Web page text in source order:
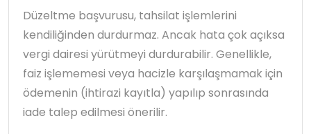
Düzeltme başvurusu, tahsilat işlemlerini
kendiliğinden durdurmaz. Ancak hata çok açıksa
vergi dairesi yürütmeyi durdurabilir. Genellikle,
faiz işlememesi veya hacizle karşılaşmamak için
ödemenin (ihtirazi kayıtla) yapılıp sonrasında
iade talep edilmesi önerilir.